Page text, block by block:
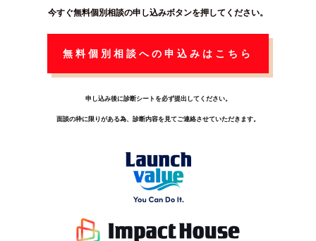
今すぐ無料個別相談の申し込みボタンを押してください。
無料個別相談への申込みはこちら
申し込み後に診断シートを必ず提出してください。
面談の枠に限りがある為、診断内容を見てご連絡させていただきます。